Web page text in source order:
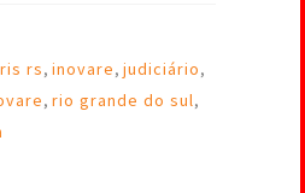
rs, inovare, judiciário,
, rio grande do sul,